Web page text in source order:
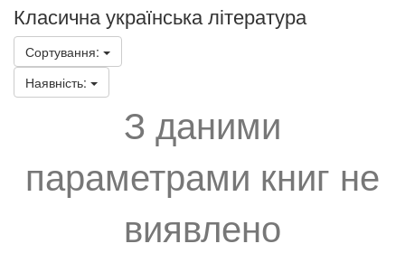
Класична українська література
Сортування:
Наявність:
З даними
параметрами книг не
виявлено